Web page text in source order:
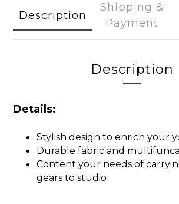
Description
Shipping &
Payment
Description
Details:
Stylish design to enrich your
Durable fabric and
Content your needs of
gears to studio